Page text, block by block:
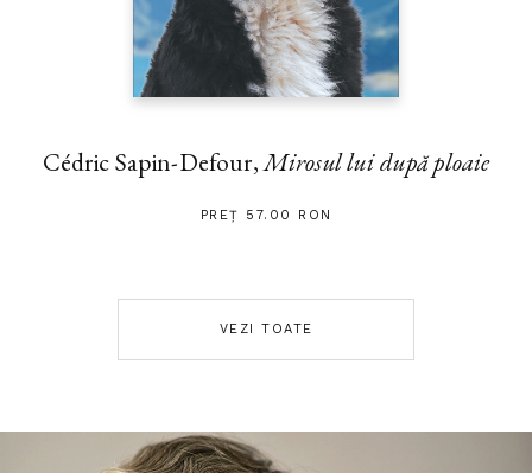
Cédric Sapin-Defour,Mirosul lui după ploaie
PREȚ 57.00 RON
VEZI TOATE